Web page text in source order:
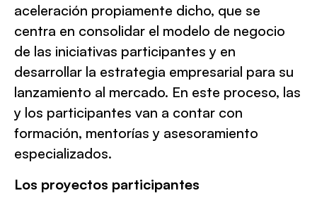
aceleración propiamente dicho, que se
centra en consolidar el modelo de negocio
de las iniciativas participantes y en
desarrollar la estrategia empresarial para su
lanzamiento al mercado. En este proceso, las
y los participantes van a contar con
formación, mentorías y asesoramiento
especializados.
Los proyectos participantes